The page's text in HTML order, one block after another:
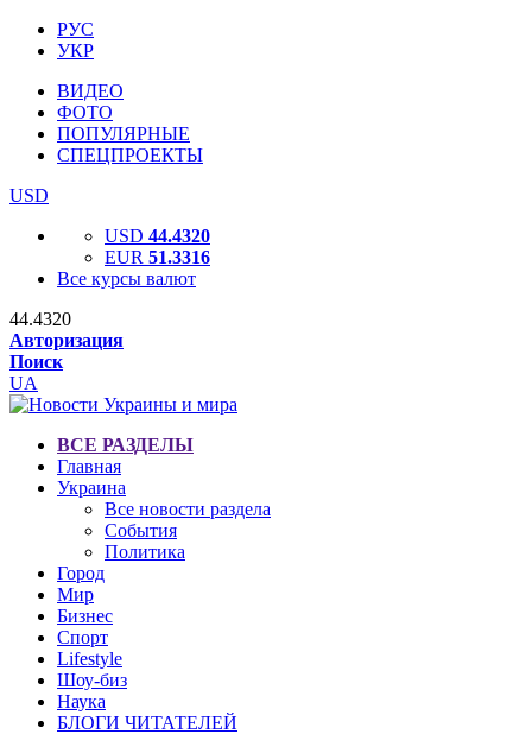
РУС
УКР
ВИДЕО
ФОТО
ПОПУЛЯРНЫЕ
СПЕЦПРОЕКТЫ
USD
USD 44.4320
EUR 51.3316
Все курсы валют
44.4320
Авторизация
Поиск
UA
ВСЕ РАЗДЕЛЫ
Главная
Украина
Все новости раздела
События
Политика
Город
Мир
Бизнес
Спорт
Lifestyle
Шоу-биз
Наука
БЛОГИ ЧИТАТЕЛЕЙ